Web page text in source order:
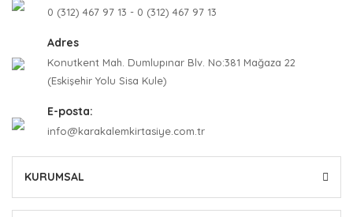
0 (312) 467 97 13 - 0 (312) 467 97 13
Adres
Konutkent Mah. Dumlupınar Blv. No:381 Mağaza 22
(Eskişehir Yolu Sisa Kule)
E-posta:
info@karakalemkirtasiye.com.tr
KURUMSAL